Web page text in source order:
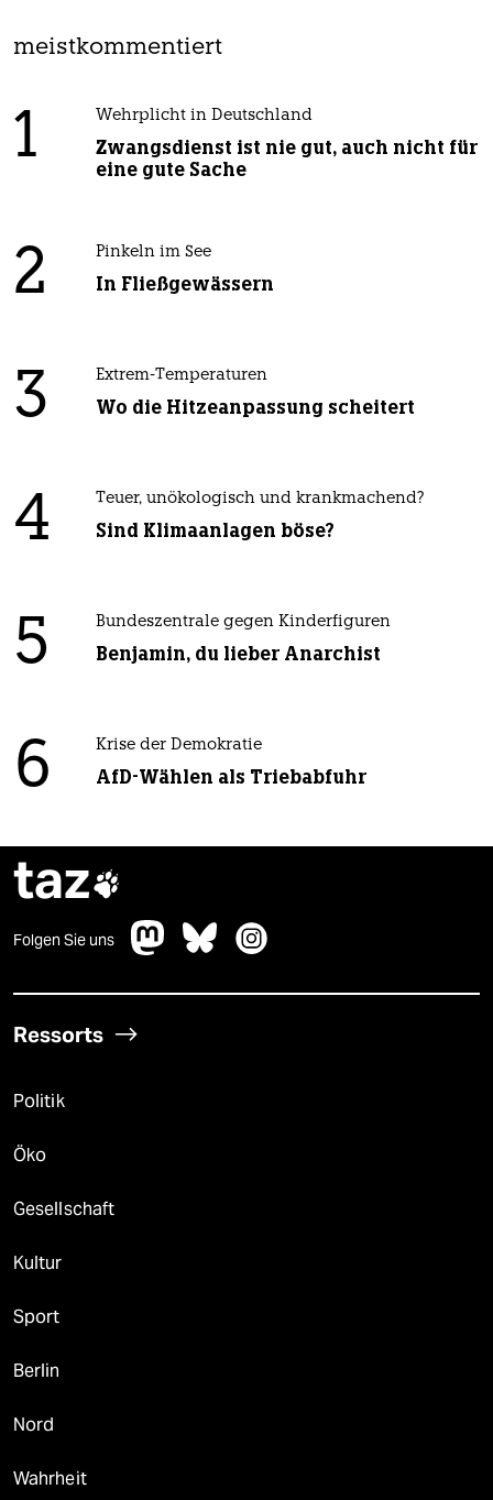
meistkommentiert
1 Wehrplicht in Deutschland
Zwangsdienst ist nie gut, auch nicht für
eine gute Sache
2 Pinkeln im See
In Fließgewässern
3 Extrem-Temperaturen
Wo die Hitzeanpassung scheitert
4 Teuer, unökologisch und krankmachend?
Sind Klimaanlagen böse?
5 Bundeszentrale gegen Kinderfiguren
Benjamin, du lieber Anarchist
6 Krise der Demokratie
AfD-Wählen als Triebabfuhr
taz
Folgen Sie uns
Ressorts
Politik
Öko
Gesellschaft
Kultur
Sport
Berlin
Nord
Wahrheit